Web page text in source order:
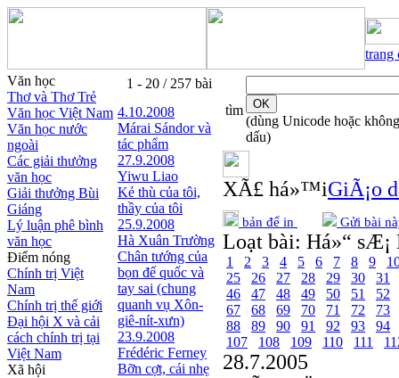
trang
Văn học
Thơ và Thơ Trẻ
Văn học Việt Nam
Văn học nước
ngoài
Các giải thưởng
văn học
Giải thưởng Bùi
Giáng
Lý luận phê bình
văn học
Điểm nóng
Chính trị Việt
Nam
Chính trị thế giới
Đại hội X và cải
cách chính trị tại
Việt Nam
Xã hội
1 - 20 / 257 bài
4.10.2008
Márai Sándor và
tác phẩm
27.9.2008
Yiwu Liao
Kẻ thù của tôi,
thầy của tôi
25.9.2008
Hà Xuân Trường
Chân tướng của
bọn đế quốc và
tay sai (chung
quanh vụ Xôn-
giê-nít-xưn)
23.9.2008
Frédéric Ferney
Bỡn cợt, cái nhẹ
tìm
(dùng Unicode hoặc không
dấu)
XÃ£ há»™iGiÃ¡o
bản để in Gửi bài
Loạt bài: Há»“ sÆ¡
1 2 3 4 5 6 7 8 9
25
26 27 28 29 30
31
46
47 48 49 50 51
52
67
68 69 70 71 72
73
88
89 90 91 92 93
94
107
108 109 110 111
28.7.2005